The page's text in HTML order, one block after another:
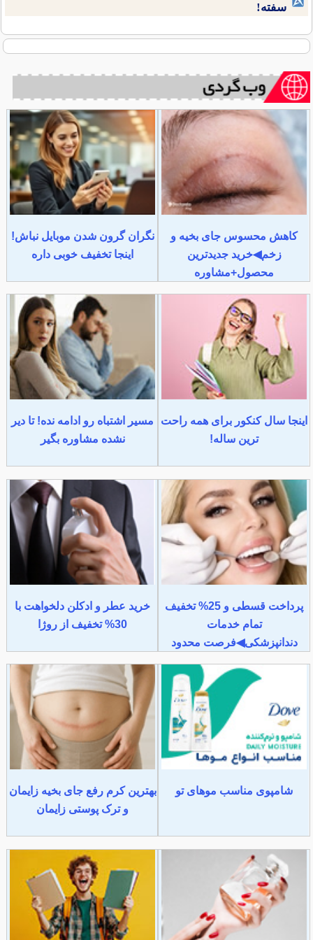
سفته!
کاهش محسوس جای بخیه و
زخم◀خرید جدیدترین
محصول+مشاوره
نگران گرون شدن موبایل نباش!
اینجا تخفیف خوبی داره
اینجا سال کنکور برای همه راحت
ترین ساله!
مسیر اشتباه رو ادامه نده! تا دیر
نشده مشاوره بگیر
پرداخت قسطی و 25% تخفیف
تمام خدمات
دندانپزشکی◀فرصت محدود
خرید عطر و ادکلن دلخواهت با
30% تخفیف از روژا
شامپوی مناسب موهای تو
بهترین کرم رفع جای بخیه زایمان
و ترک پوستی زایمان